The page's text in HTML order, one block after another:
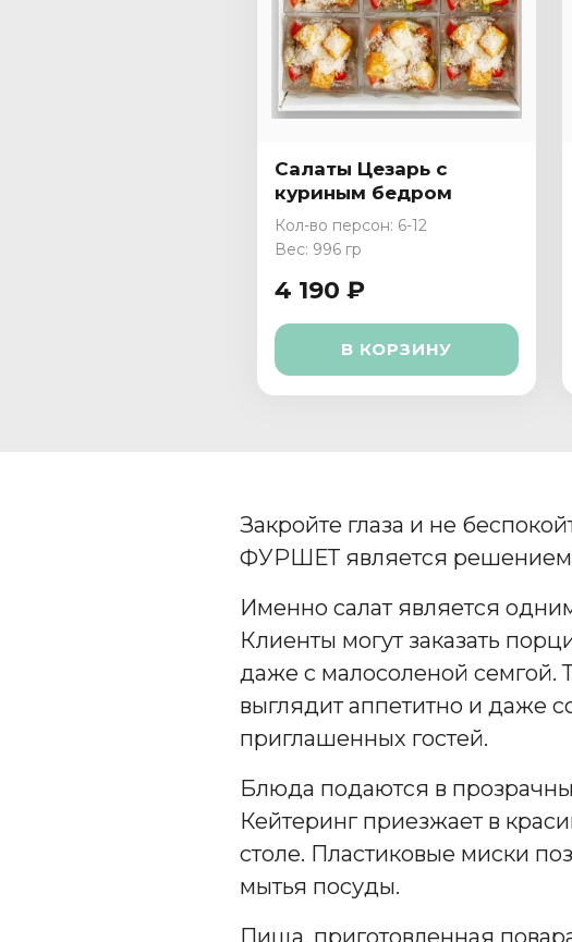
Салаты Цезарь с
куриным бедром
Кол-во персон: 6-12
Вес: 996 гр
4 190 ₽
В КОРЗИНУ
Закройте глаза и не
ФУРШЕТ является решением
Именно салат является
Клиенты могут заказать
даже с малосоленой семгой.
выглядит аппетитно и даже
приглашенных гостей.
Блюда подаются в
Кейтеринг приезжает в
столе. Пластиковые миски
мытья посуды.
Пища, приготовленная